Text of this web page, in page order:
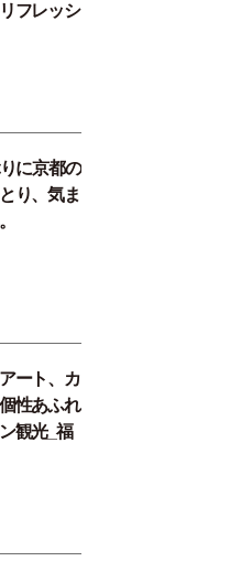
フレッシ
に京都の
り、気ま
ート、カ
性あふれ
観光_福